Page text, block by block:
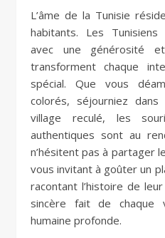
L’âme de la Tunisie
habitants. Les
avec une générosité
transforment chaque
spécial. Que vous
colorés, séjourniez
village reculé, les
authentiques sont au
n’hésitent pas à partager
vous invitant à goûter un
racontant l’histoire de
sincère fait de chaque
humaine profonde.